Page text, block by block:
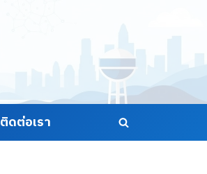
ติดต่อเรา